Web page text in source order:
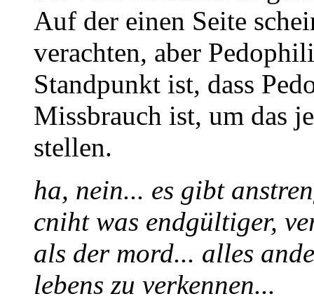
Auf der einen Seite
verachten, aber
Standpunkt ist, dass
Missbrauch ist, um das
stellen.
ha, nein... es gibt
cniht was endgültiger,
als der mord... alles
lebens zu verkennen...